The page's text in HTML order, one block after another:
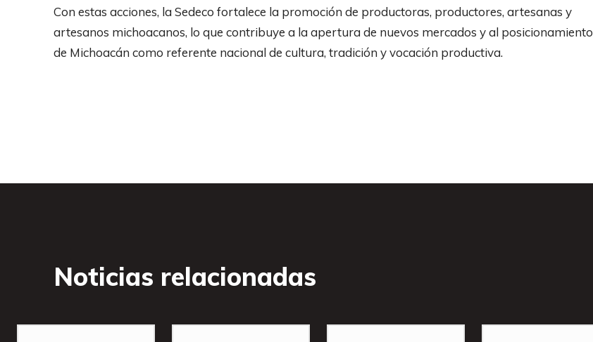
Con estas acciones, la Sedeco fortalece la promoción de productoras, productores, artesanas y
artesanos michoacanos, lo que contribuye a la apertura de nuevos mercados y al posicionamiento
de Michoacán como referente nacional de cultura, tradición y vocación productiva.
Noticias relacionadas